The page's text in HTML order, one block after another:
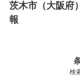
茨木市（大阪府
報
検